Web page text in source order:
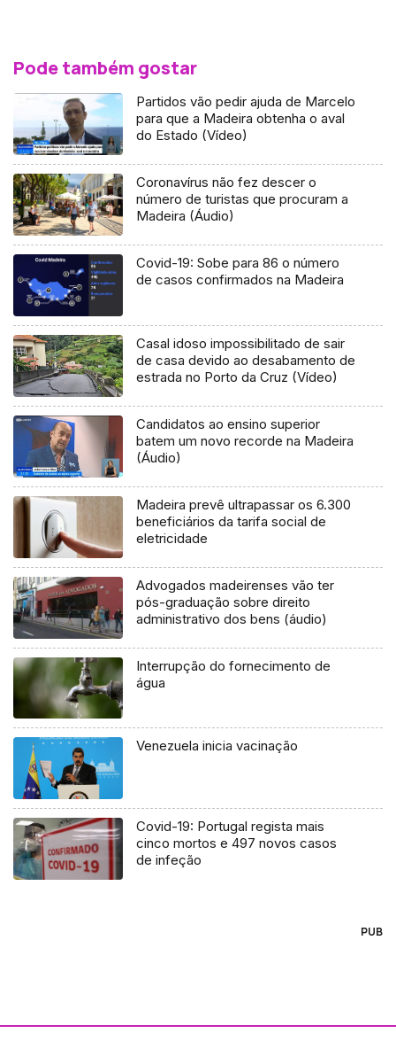
Pode também gostar
Partidos vão pedir ajuda de Marcelo
para que a Madeira obtenha o aval
do Estado (Vídeo)
Coronavírus não fez descer o
número de turistas que procuram a
Madeira (Áudio)
Covid-19: Sobe para 86 o número
de casos confirmados na Madeira
Casal idoso impossibilitado de sair
de casa devido ao desabamento de
estrada no Porto da Cruz (Vídeo)
Candidatos ao ensino superior
batem um novo recorde na Madeira
(Áudio)
Madeira prevê ultrapassar os 6.300
beneficiários da tarifa social de
eletricidade
Advogados madeirenses vão ter
pós-graduação sobre direito
administrativo dos bens (áudio)
Interrupção do fornecimento de
água
Venezuela inicia vacinação
Covid-19: Portugal regista mais
cinco mortos e 497 novos casos
de infeção
PUB